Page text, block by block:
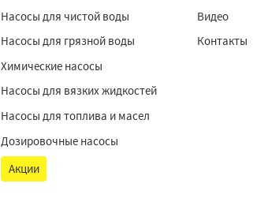
Насосы для чистой воды
Насосы для грязной воды
Химические насосы
Насосы для вязких жидкостей
Насосы для топлива и масел
Дозировочные насосы
Акции
Видео
Контакты